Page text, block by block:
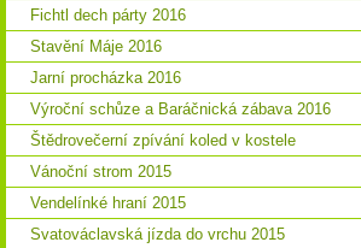
Fichtl dech párty 2016
Stavění Máje 2016
Jarní procházka 2016
Výroční schůze a Baráčnická zábava 2016
Štědrovečerní zpívání koled v kostele
Vánoční strom 2015
Vendelínké hraní 2015
Svatováclavská jízda do vrchu 2015